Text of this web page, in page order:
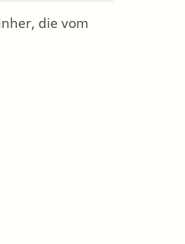
die vom